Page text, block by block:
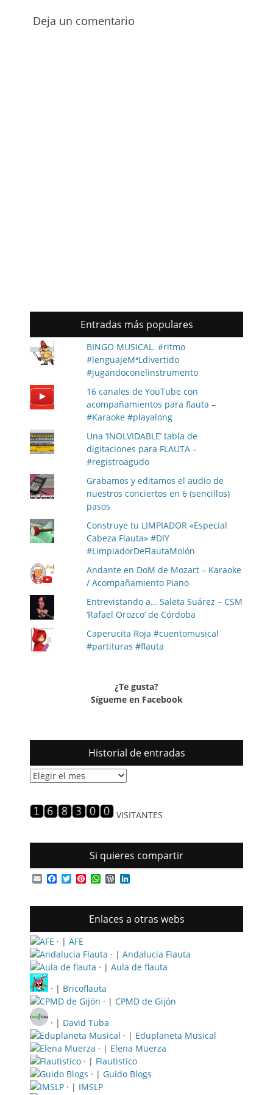
Deja un comentario
Entradas más populares
BINGO MUSICAL. #ritmo
#lenguajeMªLdivertido
#jugandoconelinstrumento
16 canales de YouTube con
acompañamientos para flauta –
#Karaoke #playalong
Una ‘INOLVIDABLE’ tabla de
digitaciones para FLAUTA –
#registroagudo
Grabamos y editamos el audio de
nuestros conciertos en 6 (sencillos)
pasos
Construye tu LIMPIADOR «Especial
Cabeza Flauta» #DIY
#LimpiadorDeFlautaMolón
Andante en DoM de Mozart – Karaoke
/ Acompañamiento Piano
Entrevistando a… Saleta Suárez – CSM
‘Rafael Orozco’ de Córdoba
Caperucita Roja #cuentomusical
#partituras #flauta
¿Te gusta?
Sígueme en Facebook
Historial de entradas
Historial
VISITANTES
Si quieres compartir
EmailFacebook
TwitterPinterest
WhatsApp
WordPress
Enlaces a otras webs
· | AFE
· | Andalucia Flauta
· | Aula de flauta
· | Bricoflauta
· | CPMD de Gijón
· | David Tuba
· | Eduplaneta Musical
· | Elena Muerza
· | Flautistico
· | Guido Blogs
· | IMSLP